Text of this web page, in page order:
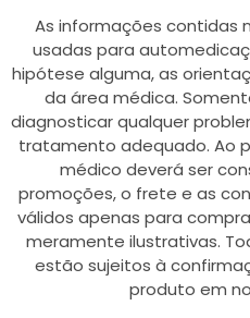
As informações contidas
usadas para
hipótese alguma, as
da área médica.
diagnosticar qualquer
tratamento adequado. Ao
médico deverá ser
promoções, o frete e as
válidos apenas para
meramente ilustrativas.
estão sujeitos à
produto em